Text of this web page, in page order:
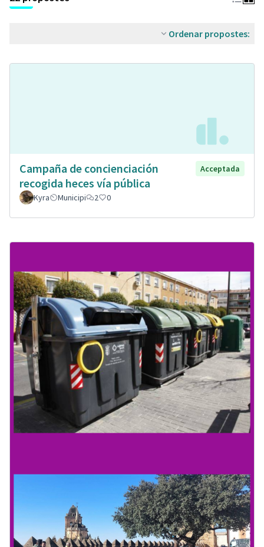
Ordenar propostes:
Campaña de concienciación
recogida heces vía pública
Acceptada
Kyra Municipi 2 0